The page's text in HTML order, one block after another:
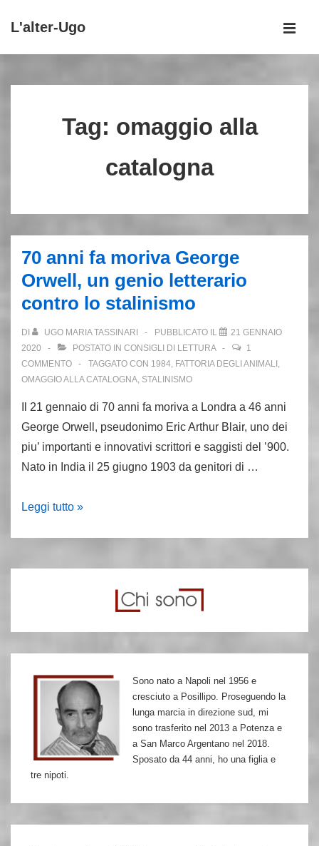
Vai
principale
L'alter-Ugo
principale
Tag: omaggio alla
catalogna
70 anni fa moriva George
Orwell, un genio letterario
contro lo stalinismo
DI UGO MARIA TASSINARI PUBBLICATO IL
21 GENNAIO
2020
POSTATO IN CONSIGLI DI LETTURA
1
COMMENTO
TAGGATO CON 1984, FATTORIA DEGLI ANIMALI ,
OMAGGIO ALLA CATALOGNA, STALINISMO
Il 21 gennaio di 70 anni fa moriva a Londra a 46 anni
George Orwell, pseudonimo Eric Arthur Blair, uno dei
piu’ importanti e innovativi scrittori e saggisti del ’900.
Nato in India il 25 giugno 1903 da genitori di …
70
moriva
stalinismo
Leggi tutto »
Sono nato a Napoli nel 1956 e
cresciuto a Posillipo. Proseguendo la
lunga marcia in direzione sud, mi
sono trasferito nel 2013 a Potenza e
a San Marco Argentano nel 2018.
Sposato da 44 anni, ho una figlia e
tre nipoti.